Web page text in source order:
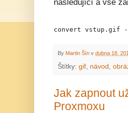
následující a vše
convert vstup.gif
By Martin Šín v dubna 18,
Štítky: gif návod
Jak zapnout
Proxmoxu